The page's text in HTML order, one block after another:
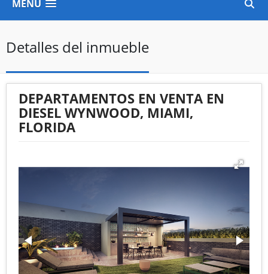
MENÚ
Detalles del inmueble
DEPARTAMENTOS EN VENTA EN
DIESEL WYNWOOD, MIAMI,
FLORIDA